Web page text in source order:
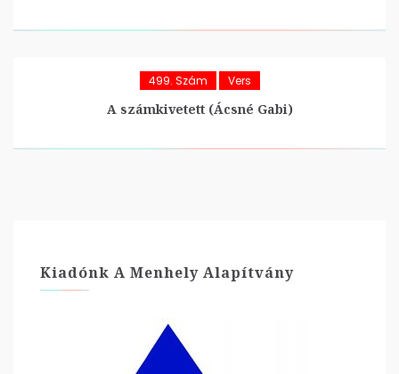
499. Szám Vers
A számkivetett (Ácsné Gabi)
Kiadónk A Menhely Alapítvány